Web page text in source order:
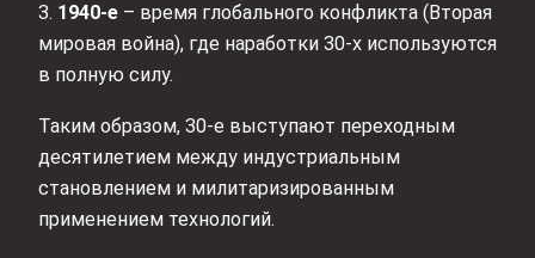
3. 1940-е – время глобального конфликта (Вторая
мировая война), где наработки 30-х используются
в полную силу.
Таким образом, 30-е выступают переходным
десятилетием между индустриальным
становлением и милитаризированным
применением технологий.